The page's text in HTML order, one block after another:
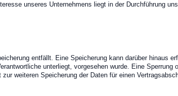
unseres Unternehmens liegt in der Durchführung
entfällt. Eine Speicherung kann darüber hinaus
unterliegt, vorgesehen wurde. Eine Sperrung
weiteren Speicherung der Daten für einen